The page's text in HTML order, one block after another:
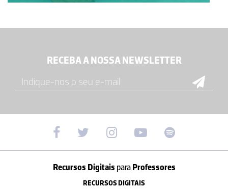
RECEBA A NOSSA NEWSLETTER
Recursos Digitais paraProfessores
RECURSOS DIGITAIS